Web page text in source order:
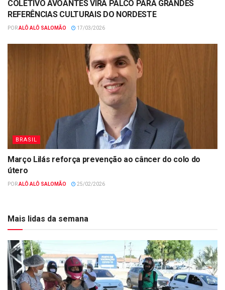
COLETIVO AVOANTES VIRA PALCO PARA GRANDES
REFERÊNCIAS CULTURAIS DO NORDESTE
PORALÔ ALÔ SALOMÃO 17/03/2026
BRASIL
Março Lilás reforça prevenção ao câncer do colo do
útero
PORALÔ ALÔ SALOMÃO 25/02/2026
Mais lidas da semana